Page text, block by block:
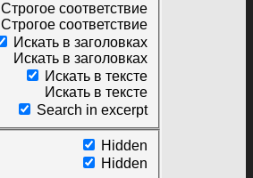
Строгое соответствие
Строгое соответствие
Искать в заголовках
Искать в заголовках
Искать в тексте
Искать в тексте
Search in excerpt
Hidden
Hidden